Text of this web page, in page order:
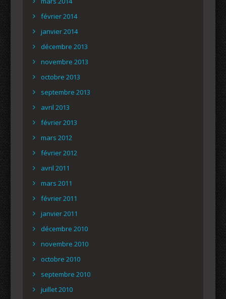
février 2014
janvier 2014
décembre 2013
novembre 2013
octobre 2013
septembre 2013
avril 2013
février 2013
mars 2012
février 2012
avril 2011
mars 2011
février 2011
janvier 2011
décembre 2010
novembre 2010
octobre 2010
septembre 2010
juillet 2010